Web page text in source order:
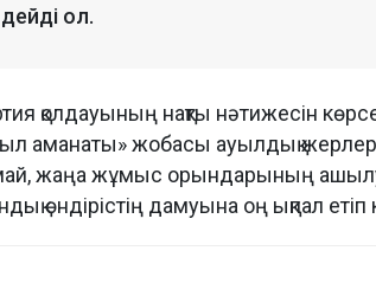
дейді ол.
қолдауының нақты нәтижесін
аманаты» жобасы ауылдық
жаңа жұмыс орындарының
өндірістің дамуына оң ықпал етіп